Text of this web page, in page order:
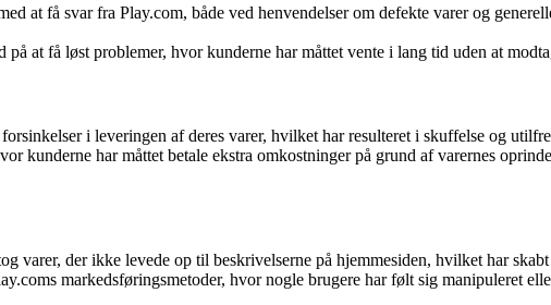
at få svar fra Play.com, både ved henvendelser om defekte varer og
at få løst problemer, hvor kunderne har måttet vente i lang tid uden at
i leveringen af deres varer, hvilket har resulteret i skuffelse og
kunderne har måttet betale ekstra omkostninger på grund af varernes
varer, der ikke levede op til beskrivelserne på hjemmesiden, hvilket har
markedsføringsmetoder, hvor nogle brugere har følt sig manipuleret